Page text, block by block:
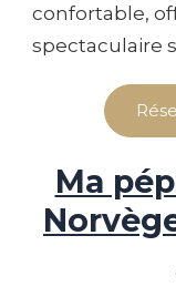
confortable,
spectaculaire
Ma